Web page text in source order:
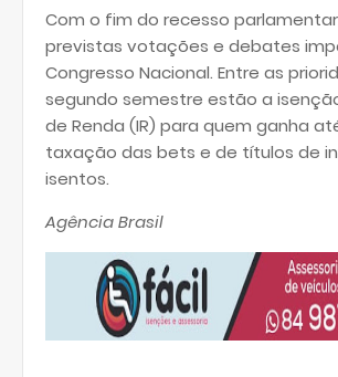
Com o fim do recesso
previstas votações e debates
Congresso Nacional. Entre as
segundo semestre estão a
de Renda (IR) para quem ganha
taxação das bets e de títulos de
isentos.
Agência Brasil